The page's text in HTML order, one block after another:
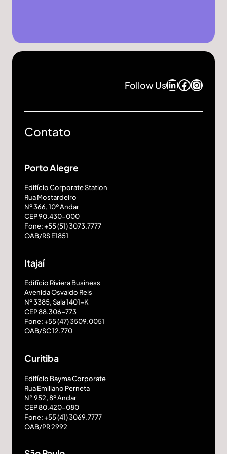
Follow UsLinkedIn
Contato
Porto Alegre
Edifício Corporate Station
Rua Mostardeiro
Nº 366, 10º Andar
CEP 90.430-000
Fone: +55 (51) 3073.7777
OAB/RS E1851
Itajaí
Edifício Riviera Business
Avenida Osvaldo Reis
Nº 3385, Sala 1401-K
CEP 88.306-773
Fone: +55 (47) 3509.0051
OAB/SC 12.770
Curitiba
Edifício Bayma Corporate
Rua Emiliano Perneta
N° 952, 8º Andar
CEP 80.420-080
Fone: +55 (41) 3069.7777
OAB/PR 2992